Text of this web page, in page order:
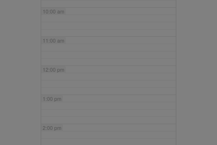
10:00 am
11:00 am
12:00 pm
1:00 pm
2:00 pm